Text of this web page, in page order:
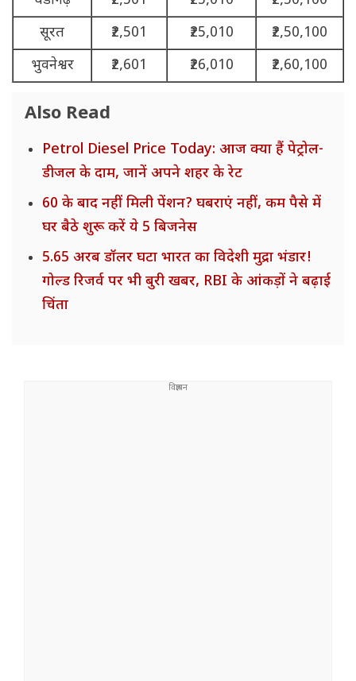
सूरत
₹2,501 ₹25,010
₹2,50,100
भुवनेश्वर
₹2,601 ₹26,010 ₹2,60,100
Also Read
Petrol Diesel Price Today: आज क्या हैं पेट्रोल-
डीजल के दाम, जानें अपने शहर के रेट
60 के बाद नहीं मिली पेंशन? घबराएं नहीं, कम पैसे में
घर बैठे शुरू करें ये 5 बिजनेस
5.65 अरब डॉलर घटा भारत का विदेशी मुद्रा भंडार!
गोल्ड रिजर्व पर भी बुरी खबर, RBI के आंकड़ों ने बढ़ाई
चिंता